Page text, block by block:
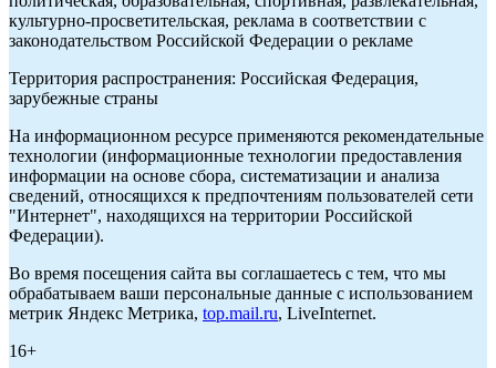
культурно-просветительская, реклама в соответствии с
законодательством Российской Федерации о рекламе
Территория распространения: Российская Федерация,
зарубежные страны
На информационном ресурсе применяются рекомендательные
технологии (информационные технологии предоставления
информации на основе сбора, систематизации и анализа
сведений, относящихся к предпочтениям пользователей сети
"Интернет", находящихся на территории Российской
Федерации).
Во время посещения сайта вы соглашаетесь с тем, что мы
обрабатываем ваши персональные данные с использованием
метрик Яндекс Метрика, top.mail.ru, LiveInternet.
16+